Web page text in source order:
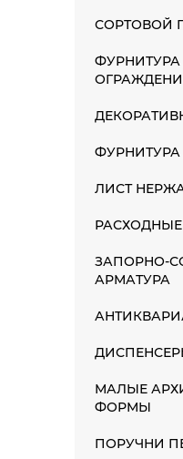
СОРТОВОЙ
ФУРНИТУРА
ФУРНИТУРА
ЛИСТ
ЗАПОРНО-
АРМАТУРА
МАЛЫЕ
ФОРМЫ
ПОРУЧНИ